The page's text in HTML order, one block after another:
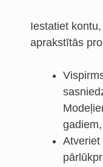
Iestatiet
aprakstītās
Atveriet